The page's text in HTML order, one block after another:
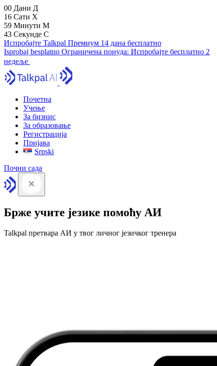
00 Дани Д
16 Сати Х
59 Минути М
41 Секунде С
Испробајте Talkpal Премиум 14 дана бесплатно
Isprobaj besplatno Ограничена понуда: Испробајте бесплатно 2
недеље
Почетна
Учење
За бизнис
За образовање
Регистрација
Пријава
Srpski
Почни сада
Брже учите језике помоћу АИ
Talkpal претвара АИ у твог личног језичког тренера